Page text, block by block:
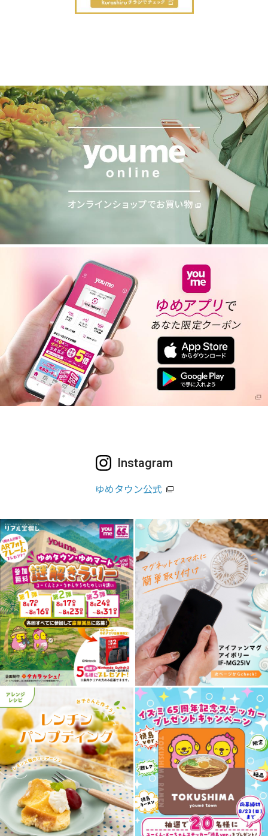
Instagram
ゆめタウン公式